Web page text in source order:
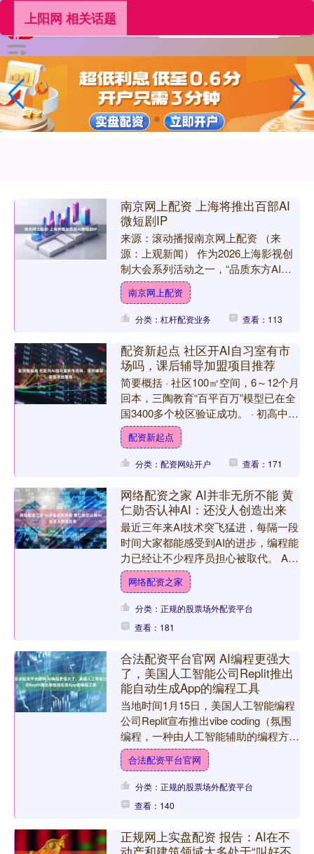
上阳网 相关话题
南京网上配资 上海将推出百部AI
微短剧IP
来源：滚动播报南京网上配资 （来
源：上观新闻） 作为2026上海影视创
制大会系列活动之一，“品质东方AI微
短剧创投大会”日前在静安区大宁功能
片区视听静界π空间举....
南京网上配资
分类：杠杆配资业务 查看：113
配资新起点 社区开AI自习室有市
场吗，课后辅导加盟项目推荐
简要概括 · 社区100㎡空间，6～12个月
回本，三陶教育“百平百万”模型已在全
国3400多个校区验证成功。 · 初高中AI
自习室并非简单提供座位，而是通过空
间....
配资新起点
分类：配资网站开户 查看：171
网络配资之家 AI并非无所不能 黄
仁勋否认神AI：还没人创造出来
最近三年来AI技术突飞猛进，每隔一段
时间大家都能感受到AI的进步，编程能
力已经让不少程序员担心被取代。 AI
最终能发展到什么地步？大家都听过
AGI(通用AI)，....
网络配资之家
分类：正规的股票场外配资平台
查看：181
合法配资平台官网 AI编程更强大
了，美国人工智能公司Replit推出
能自动生成App的编程工具
当地时间1月15日，美国人工智能编程
公司Replit宣布推出vibe coding（氛围
编程，一种由人工智能辅助的编程方
式）移动应用。Replit介绍，新推出
的....
合法配资平台官网
分类：正规的股票场外配资平台
查看：140
正规网上实盘配资 报告：AI在不